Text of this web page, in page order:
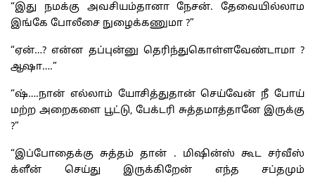
“இது நமக்கு அவசியம்தானா நேசன். தேவையில்லாம
இங்கே போலீசை நுழைக்கணுமா ?”
“ஏன்…? என்ன தப்புன்னு தெரிந்துகொள்ளவேண்டாமா ?
ஆஷா….”
“ஷ்….நான் எல்லாம் யோசித்துதான் செய்வேன் நீ போய்
மற்ற அறைகளை பூட்டு, பேக்டரி சுத்தமாத்தானே இருக்கு
?”
“இப்போதைக்கு சுத்தம் தான் . மிஷின்ஸ் கூட சர்வீஸ்
க்ளீன் செய்து இருக்கிறேன் எந்த சப்தமும்